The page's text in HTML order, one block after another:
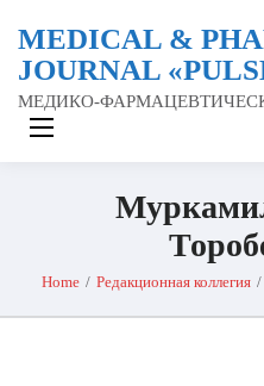
MEDICAL &
JOURNAL
МЕДИКО-
Home / Редакционная коллегия /